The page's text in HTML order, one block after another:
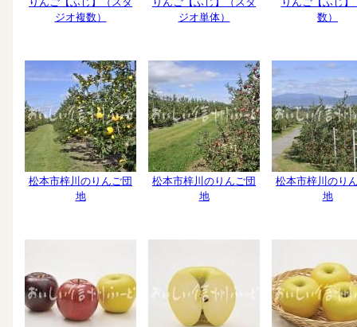
ジオ複数）
ジオ単体）
数）
松本市梓川のりんご団
地
松本市梓川のりんご団
地
松本市梓川のり
地